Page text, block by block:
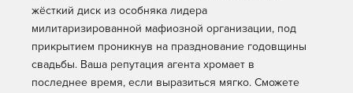
жёсткий диск из особняка лидера
милитаризированной мафиозной организации, под
прикрытием проникнув на празднование годовщины
свадьбы. Ваша репутация агента хромает в
последнее время, если выразиться мягко. Сможете